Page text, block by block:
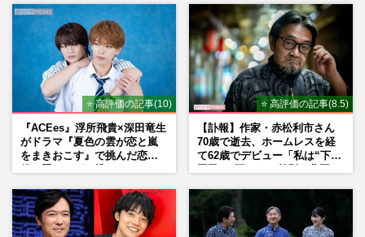
⭐ 高評価の記事(10)
『ACEes』浮所飛貴×深田竜生
がドラマ『夏色の雲が恋と嵐
をまきおこす』で挑んだ恋人
⭐ 高評価の記事(8.5)
【訃報】作家・赤松利市さん
70歳で逝去、ホームレスを経
て62歳でデビュー「私は“下級